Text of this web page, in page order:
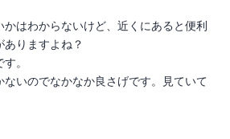
かはわからないけど、近くにあると便利
ありますよね？
。
ないのでなかなか良さげです。見ていて